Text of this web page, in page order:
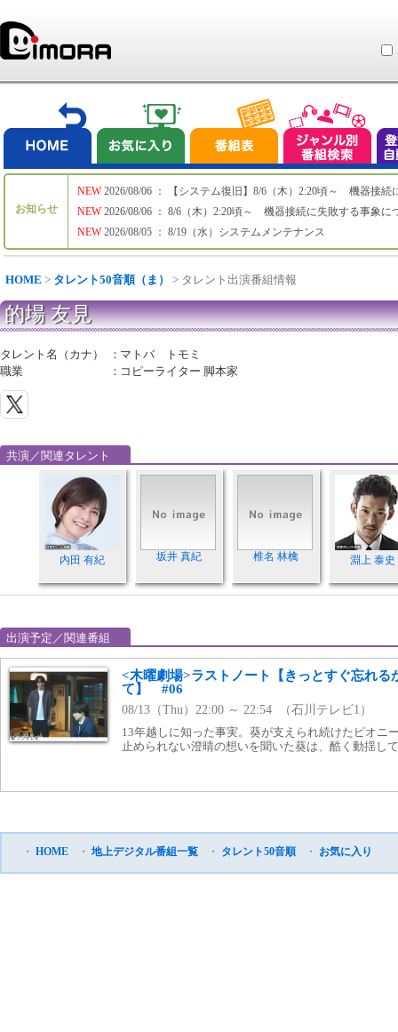
お知らせ
NEW
NEW
NEW
2026/08/06 ： 【システム復旧】8/6（木）2:20頃～ 機器接続
2026/08/06 ： 8/6（木）2:20頃～ 機器接続に失敗する事象に
2026/08/05 ： 8/19（水）システムメンテナンス
HOME > タレント50音順（ま） > タレント出演番組情報
的場 友見
タレント名（カナ） ： マトバ トモミ
職業
： コピーライター 脚本家
共演／関連タレント
内田 有紀 坂井 真紀 椎名 林檎 淵上 泰史
出演予定／関連番組
<木曜劇場>ラストノート【きっとすぐ忘れ
て】 #06
08/13（Thu）22:00 ～ 22:54 （石川テレビ1）
13年越しに知った事実。葵が支えられ続けたピオニ
止められない澄晴の想いを聞いた葵は、酷く動揺
・ HOME ・ 地上デジタル番組一覧 ・ タレント50音順 ・ お気に入り